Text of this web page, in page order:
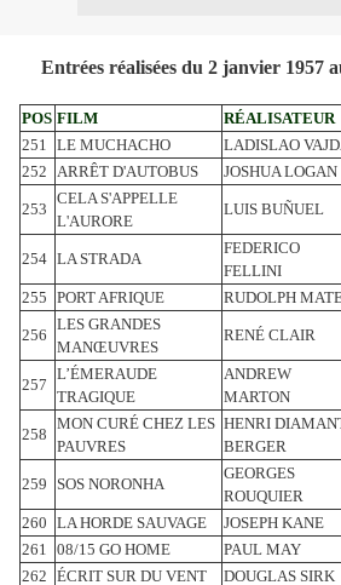
Entrées réalisées du 2 janvier 1957
POS FILM RÉALISATEUR
251 LE MUCHACHO LADISLAO
252 ARRÊT D'AUTOBUS JOSHUA LOGAN
253
CELA S'APPELLE
L'AURORE
LUIS BUÑUEL
254 LA STRADA
FEDERICO
FELLINI
255 PORT AFRIQUE RUDOLPH
256
LES GRANDES
MANŒUVRES
RENÉ CLAIR
257
L’ÉMERAUDE
TRAGIQUE
ANDREW
MARTON
258
MON CURÉ CHEZ LES
PAUVRES
HENRI
BERGER
259 SOS NORONHA
GEORGES
ROUQUIER
260 LA HORDE SAUVAGE JOSEPH KANE
261 08/15 GO HOME PAUL MAY
262 ÉCRIT SUR DU VENT DOUGLAS SIRK